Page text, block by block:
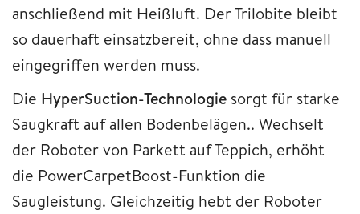
anschließend mit Heißluft. Der Trilobite bleibt
so dauerhaft einsatzbereit, ohne dass manuell
eingegriffen werden muss.
Die HyperSuction-Technologie sorgt für starke
Saugkraft auf allen Bodenbelägen.. Wechselt
der Roboter von Parkett auf Teppich, erhöht
die PowerCarpetBoost-Funktion die
Saugleistung. Gleichzeitig hebt der Roboter